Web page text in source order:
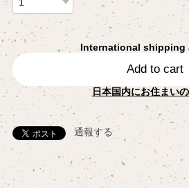
International shipping
Add to cart
日本国内にお住まい
通報する